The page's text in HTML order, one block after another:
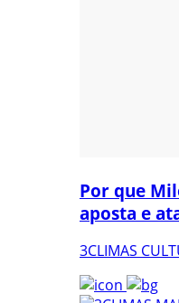
Por que
aposta e
3CLIMAS